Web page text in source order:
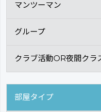
マンツーマン
グループ
クラブ活動OR夜間クラ
部屋タイプ